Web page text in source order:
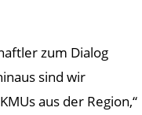
zum Dialog
sind wir
aus der Region,“